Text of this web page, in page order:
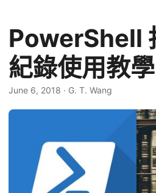
PowerShell
紀錄使用教學
June 6, 2018 · G. T. Wang